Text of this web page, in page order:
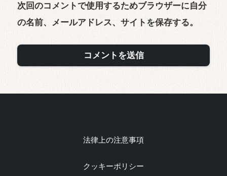
次回のコメントで使用するためブラウザーに自分
の名前、メールアドレス、サイトを保存する。
法律上の注意事項
クッキーポリシー